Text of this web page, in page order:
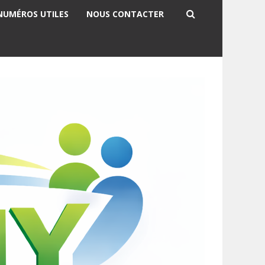
UTILES NOUS CONTACTER